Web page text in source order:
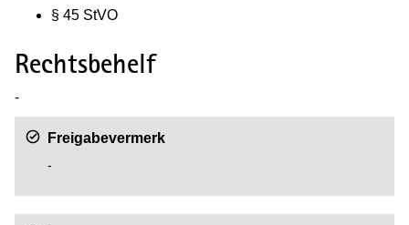
§ 45 StVO
Rechtsbehelf
-
Freigabevermerk
-